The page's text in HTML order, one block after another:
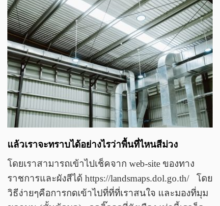
แล้วเราจะทราบได้อย่างไรว่าพื้นที่ไหนสีม่วง
โดยเราสามารถเข้าไปเช็คจาก web-site ของทาง
ราชการและผังสีได้ https://landsmaps.dol.go.th/ โดย
วิธีง่ายๆคือการกดเข้าไปที่ที่ที่เราสนใจ และมองที่มุม